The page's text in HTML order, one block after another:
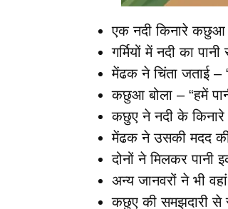
एक नदी किनारे
गर्मियों में नदी का
मेंढक ने चिंता जताई –
कछुआ बोला – “हमें
कछुए ने नदी के किनारे
मेंढक ने उसकी मदद
दोनों ने मिलकर पानी
अन्य जानवरों ने भी
कछुए की समझदारी से